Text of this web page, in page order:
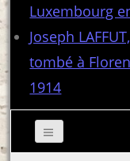
Luxembourg
Joseph
tombé à
1914